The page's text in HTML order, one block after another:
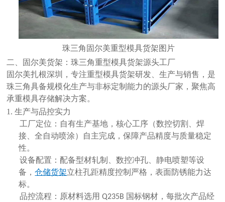
珠三角固尔美重型模具货架图片
二、固尔美货架：珠三角重型模具货架源头工厂
固尔美扎根深圳，专注重型模具货架研发、生产与销售，是
珠三角具备规模化生产与非标定制能力的源头厂家，聚焦高
承重模具存储解决方案。
1. 生产与品控实力
工厂定位：自有生产基地，核心工序（数控切割、焊
接、全自动喷涂）自主完成，保障产品精度与质量稳定
性。
设备配置：配备型材轧制、数控冲孔、静电喷塑等设
备，仓储货架立柱孔距精度控制严格，表面防锈能力达
标。
品控流程：原材料选用 Q235B 国标钢材，每批次产品经